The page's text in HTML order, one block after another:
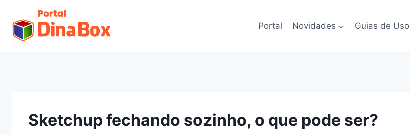
Portal Novidades Guias de Uso
Sketchup fechando sozinho, o que pode ser?